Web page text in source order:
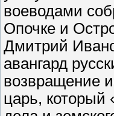
воеводами
Опочке и
Дмитрий
авангард
возвращение
царь, который